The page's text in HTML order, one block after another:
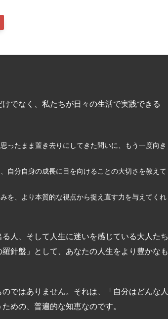
でなく、私たちが日々の生活で実践できる
ったまま置き去りにしてきた問いに、もう一度向き
自分自身の成長に目を向けることの大切さを教えて
を、より本質的な視点から捉え直す力を与えてくれ
人、そして人生に迷いを感じている大人たち
針盤」として、あなたの人生をより豊かなも
ではありません。それは、「自分はどんな人
めの、普遍的な知恵なのです。